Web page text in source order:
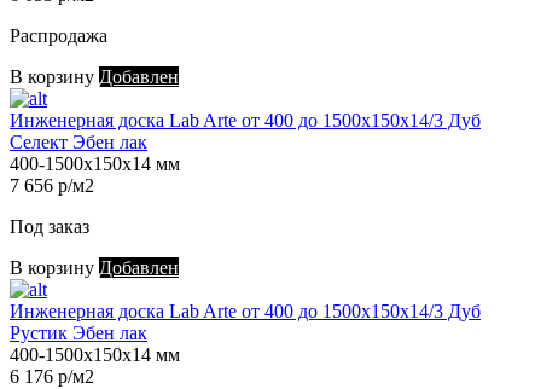
Распродажа
В корзину Добавлен
Инженерная доска Lab Arte от 400 до 1500х150х14/3 Дуб
Селект Эбен лак
400-1500х150х14 мм
7 656 р/м2
Под заказ
В корзину Добавлен
Инженерная доска Lab Arte от 400 до 1500х150х14/3 Дуб
Рустик Эбен лак
400-1500х150х14 мм
6 176 р/м2